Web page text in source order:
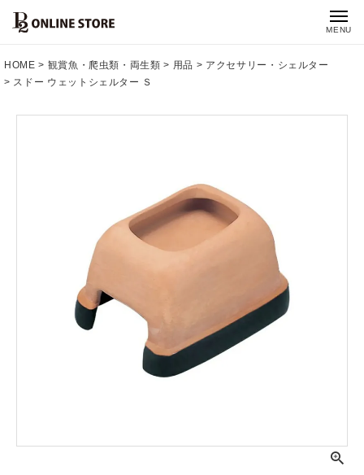
MENU
HOME 観賞魚・爬虫類・両生類 用品
アクセサリー・シェルター
スドー ウェットシェルター Ｓ